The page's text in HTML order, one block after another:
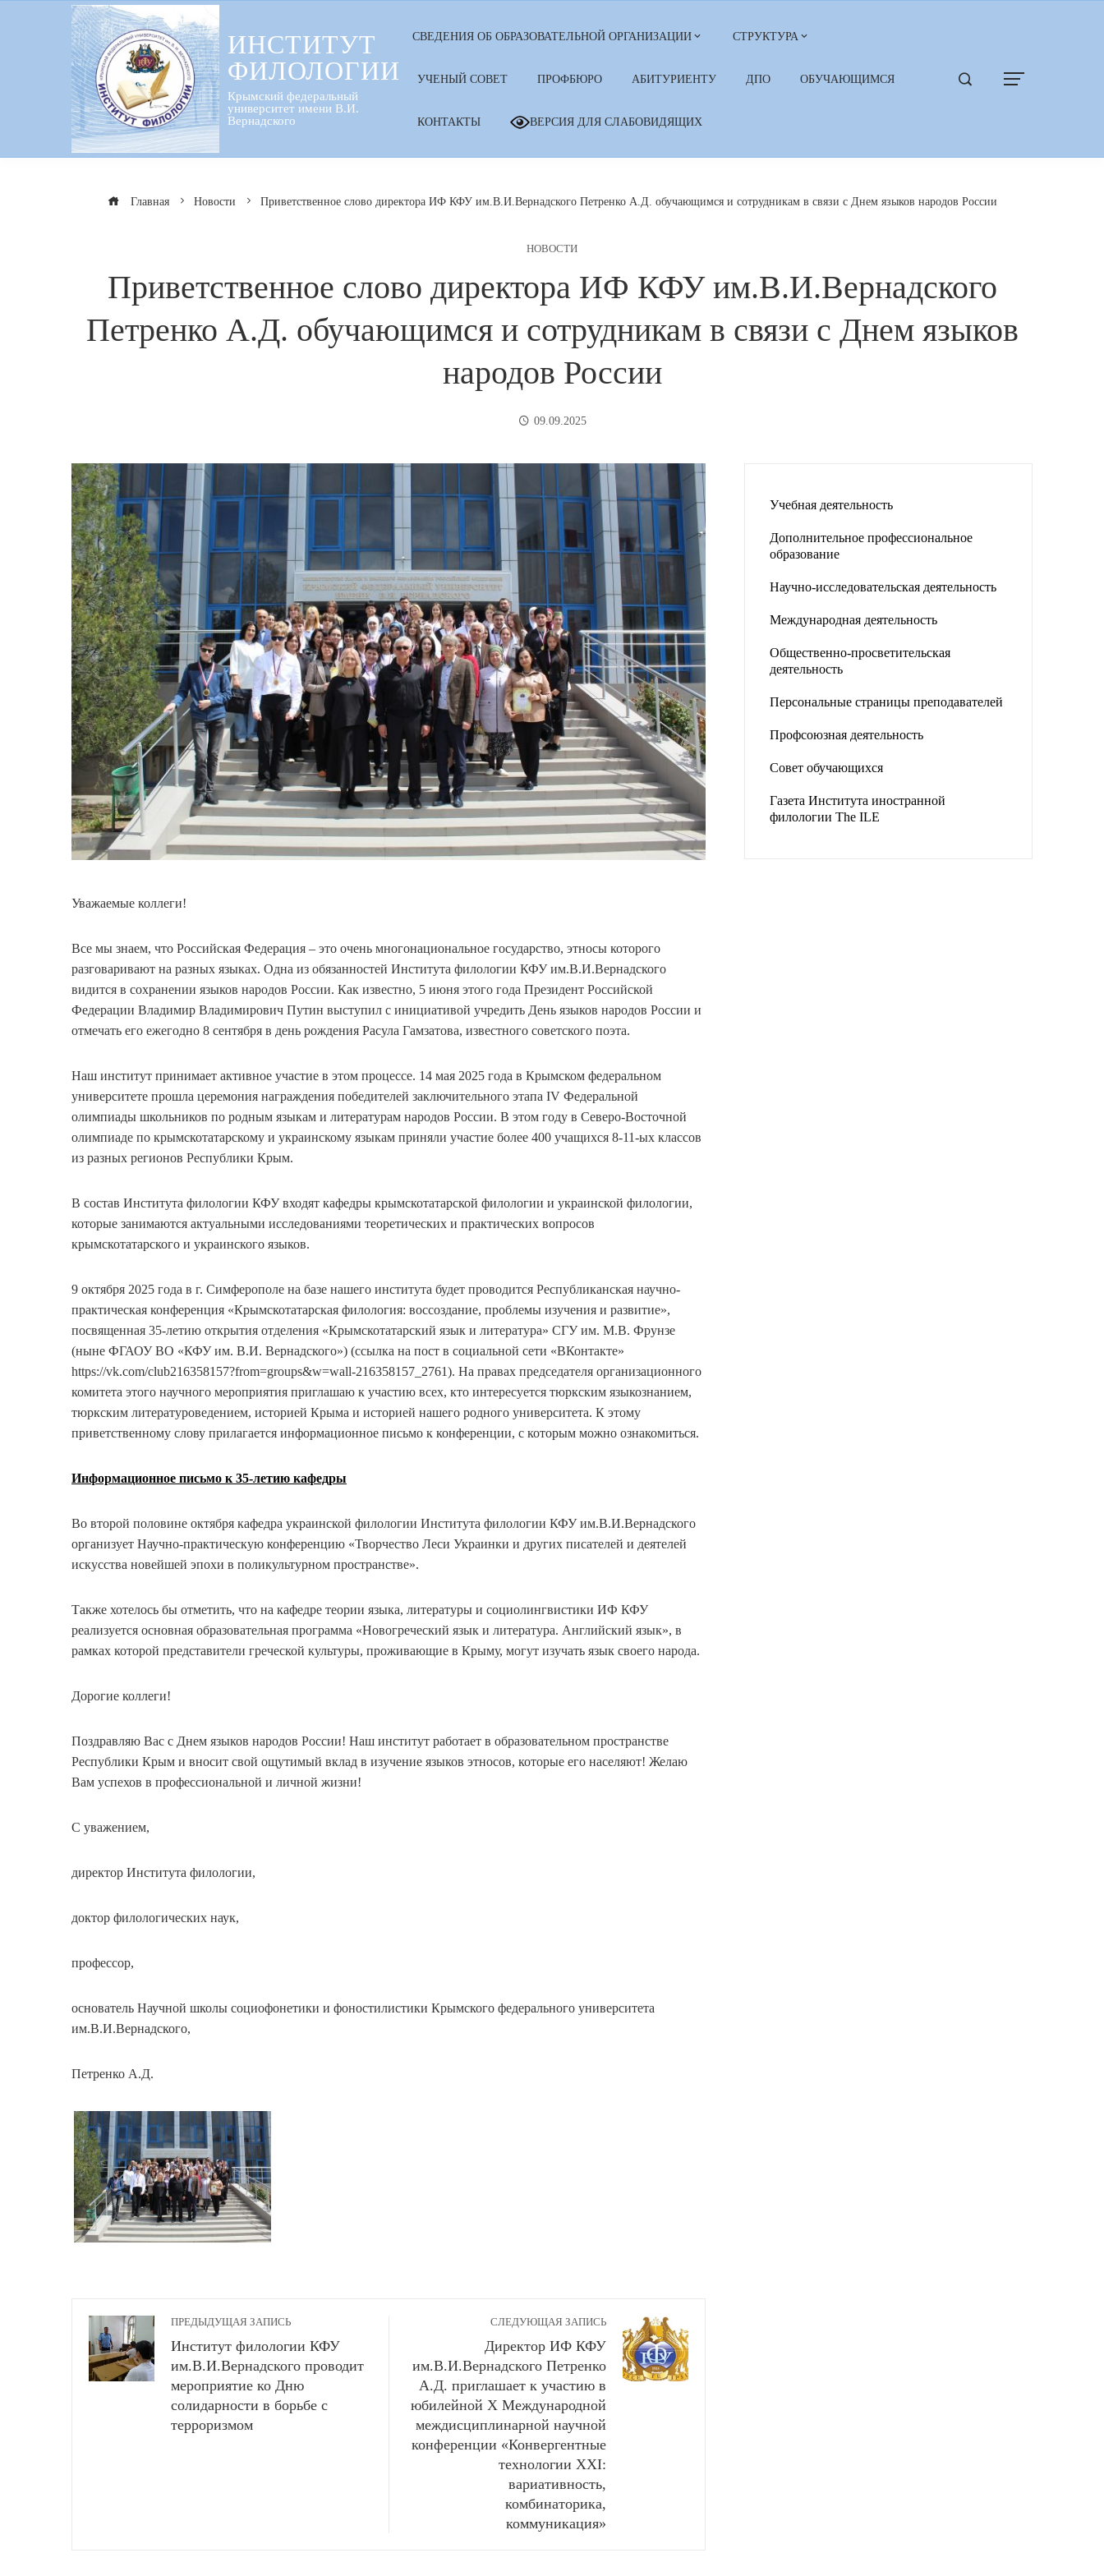
ИНСТИТУТ
ФИЛОЛОГИИ
Крымский федеральный
университет имени В.И.
Вернадского
СВЕДЕНИЯ ОБ ОБРАЗОВАТЕЛЬНОЙ ОРГАНИЗАЦИИ СТРУКТУРА
УЧЕНЫЙ СОВЕТ ПРОФБЮРО АБИТУРИЕНТУ ДПО ОБУЧАЮЩИМСЯ
КОНТАКТЫ ВЕРСИЯ ДЛЯ СЛАБОВИДЯЩИХ
Главная Новости Приветственное слово директора ИФ КФУ им.В.И.Вернадского Петренко А.Д. обучающимся и сотрудникам в связи с Днем языков народов России
НОВОСТИ
Приветственное слово директора ИФ КФУ им.В.И.Вернадского
Петренко А.Д. обучающимся и сотрудникам в связи с Днем языков
народов России
09.09.2025
Уважаемые коллеги!
Все мы знаем, что Российская Федерация – это очень многонациональное государство, этносы которого
разговаривают на разных языках. Одна из обязанностей Института филологии КФУ им.В.И.Вернадского
видится в сохранении языков народов России. Как известно, 5 июня этого года Президент Российской
Федерации Владимир Владимирович Путин выступил с инициативой учредить День языков народов России и
отмечать его ежегодно 8 сентября в день рождения Расула Гамзатова, известного советского поэта.
Наш институт принимает активное участие в этом процессе. 14 мая 2025 года в Крымском федеральном
университете прошла церемония награждения победителей заключительного этапа IV Федеральной
олимпиады школьников по родным языкам и литературам народов России. В этом году в Северо-Восточной
олимпиаде по крымскотатарскому и украинскому языкам приняли участие более 400 учащихся 8-11-ых классов
из разных регионов Республики Крым.
В состав Института филологии КФУ входят кафедры крымскотатарской филологии и украинской филологии,
которые занимаются актуальными исследованиями теоретических и практических вопросов
крымскотатарского и украинского языков.
9 октября 2025 года в г. Симферополе на базе нашего института будет проводится Республиканская научно-
практическая конференция «Крымскотатарская филология: воссоздание, проблемы изучения и развитие»,
посвященная 35-летию открытия отделения «Крымскотатарский язык и литература» СГУ им. М.В. Фрунзе
(ныне ФГАОУ ВО «КФУ им. В.И. Вернадского») (ссылка на пост в социальной сети «ВКонтакте»
https://vk.com/club216358157?from=groups&w=wall-216358157_2761). На правах председателя организационного
комитета этого научного мероприятия приглашаю к участию всех, кто интересуется тюркским языкознанием,
тюркским литературоведением, историей Крыма и историей нашего родного университета. К этому
приветственному слову прилагается информационное письмо к конференции, с которым можно ознакомиться.
Информационное письмо к 35-летию кафедры
Во второй половине октября кафедра украинской филологии Института филологии КФУ им.В.И.Вернадского
организует Научно-практическую конференцию «Творчество Леси Украинки и других писателей и деятелей
искусства новейшей эпохи в поликультурном пространстве».
Также хотелось бы отметить, что на кафедре теории языка, литературы и социолингвистики ИФ КФУ
реализуется основная образовательная программа «Новогреческий язык и литература. Английский язык», в
рамках которой представители греческой культуры, проживающие в Крыму, могут изучать язык своего народа.
Дорогие коллеги!
Поздравляю Вас с Днем языков народов России! Наш институт работает в образовательном пространстве
Республики Крым и вносит свой ощутимый вклад в изучение языков этносов, которые его населяют! Желаю
Вам успехов в профессиональной и личной жизни!
С уважением,
директор Института филологии,
доктор филологических наук,
профессор,
основатель Научной школы социофонетики и фоностилистики Крымского федерального университета
им.В.И.Вернадского,
Петренко А.Д.
ПРЕДЫДУЩАЯ ЗАПИСЬ
Институт филологии КФУ
им.В.И.Вернадского проводит
мероприятие ко Дню
солидарности в борьбе с
терроризмом
СЛЕДУЮЩАЯ ЗАПИСЬ
Директор ИФ КФУ
им.В.И.Вернадского Петренко
А.Д. приглашает к участию в
юбилейной X Международной
междисциплинарной научной
конференции «Конвергентные
технологии ХХI:
вариативность,
комбинаторика,
коммуникация»
Учебная деятельность
Дополнительное профессиональное
образование
Научно-исследовательская деятельность
Международная деятельность
Общественно-просветительская
деятельность
Персональные страницы преподавателей
Профсоюзная деятельность
Совет обучающихся
Газета Института иностранной
филологии The ILE